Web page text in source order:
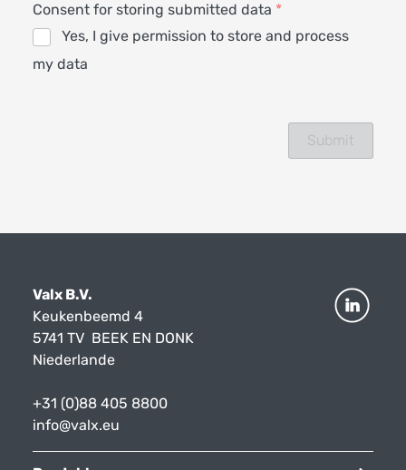
Consent for storing submitted data *
Yes, I give permission to store and process
my data
Valx B.V.
Keukenbeemd 4
5741 TV BEEK EN DONK
Niederlande
+31 (0)88 405 8800
info@valx.eu